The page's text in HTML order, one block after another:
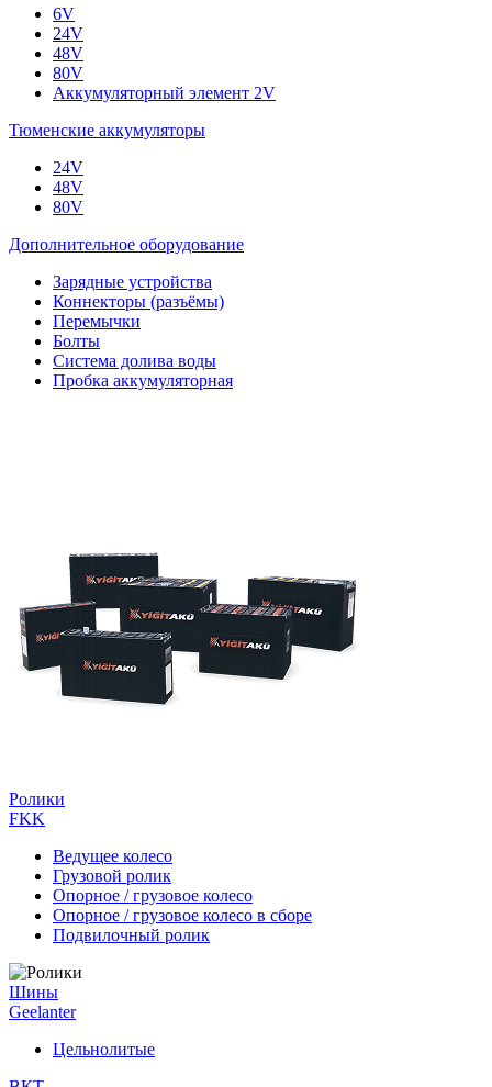
6V
24V
48V
80V
Аккумуляторный элемент 2V
Тюменские аккумуляторы
24V
48V
80V
Дополнительное оборудование
Зарядные устройства
Коннекторы (разъёмы)
Перемычки
Болты
Система долива воды
Пробка аккумуляторная
Ролики
FKK
Ведущее колесо
Грузовой ролик
Опорное / грузовое колесо
Опорное / грузовое колесо в сборе
Подвилочный ролик
Шины
Geelanter
Цельнолитые